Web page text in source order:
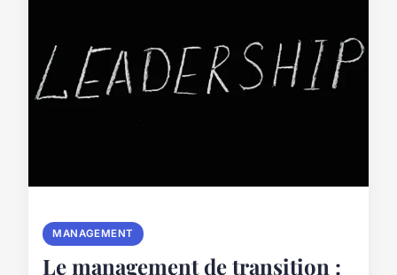
MANAGEMENT
Le management de transition :